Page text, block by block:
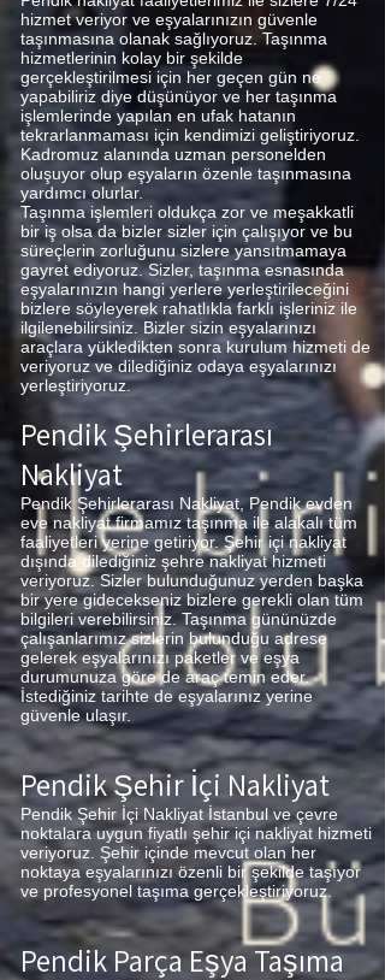
hizmet veriyor ve eşyalarınızın güvenle
taşınmasına olanak sağlıyoruz. Taşınma
hizmetlerinin kolay bir şekilde
gerçekleştirilmesi için her geçen gün ne
yapabiliriz diye düşünüyor ve her taşınma
işlemlerinde yapılan en ufak hatanın
tekrarlanmaması için kendimizi geliştiriyoruz.
Kadromuz alanında uzman personelden
oluşuyor olup eşyaların özenle taşınmasına
yardımcı olurlar.
Taşınma işlemleri oldukça zor ve meşakkatli
bir iş olsa da bizler sizler için çalışıyor ve bu
süreçlerin zorluğunu sizlere yansıtmamaya
gayret ediyoruz. Sizler, taşınma esnasında
eşyalarınızın hangi yerlere yerleştirileceğini
bizlere söyleyerek rahatlıkla farklı işleriniz ile
ilgilenebilirsiniz. Bizler sizin eşyalarınızı
araçlara yükledikten sonra kurulum hizmeti de
veriyoruz ve dilediğiniz odaya eşyalarınızı
yerleştiriyoruz.
Pendik Şehirlerarası
Nakliyat
Pendik Şehirlerarası Nakliyat, Pendik evden
eve nakliyat firmamız taşınma ile alakalı tüm
faaliyetleri yerine getiriyor. Şehir içi nakliyat
dışında dilediğiniz şehre nakliyat hizmeti
veriyoruz. Sizler bulunduğunuz yerden başka
bir yere gidecekseniz bizlere gerekli olan tüm
bilgileri verebilirsiniz. Taşınma gününüzde
çalışanlarımız sizlerin bulunduğu adrese
gelerek eşyalarınızı paketler ve eşya
durumunuza göre de araç temin eder.
İstediğiniz tarihte de eşyalarınız yerine
güvenle ulaşır.
Pendik Şehir İçi Nakliyat
Pendik Şehir İçi Nakliyat İstanbul ve çevre
noktalara uygun fiyatlı şehir içi nakliyat hizmeti
veriyoruz. Şehir içinde mevcut olan her
noktaya eşyalarınızı özenli bir şekilde taşıyor
ve profesyonel taşıma gerçekleştiriyoruz.
Pendik Parça Eşya Taşıma